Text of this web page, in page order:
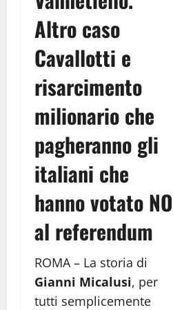
Altro caso
Cavallotti e
risarcimento
milionario che
pagheranno gli
italiani che
hanno votato NO
al referendum
ROMA – La storia di
Gianni Micalusi, per
tutti semplicemente